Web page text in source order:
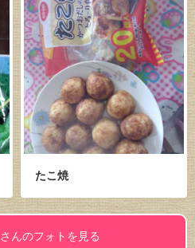
たこ焼
んのフォトを見る